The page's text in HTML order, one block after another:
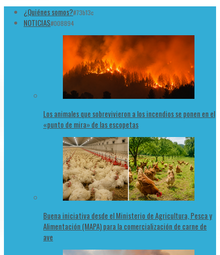
¿Quiénes somos?#73b13c
NOTICIAS#008894
Los animales que sobrevivieron a los incendios se ponen en el
«punto de mira» de las escopetas
Buena iniciativa desde el Ministerio de Agricultura, Pesca y
Alimentación (MAPA) para la comercialización de carne de
ave